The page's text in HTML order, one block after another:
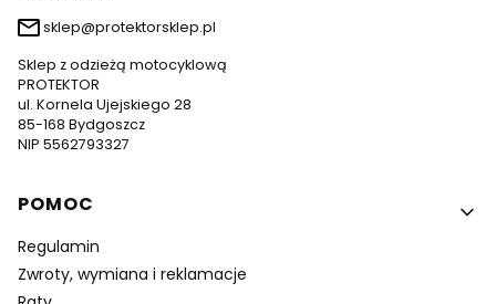
sklep@protektorsklep.pl
Sklep z odzieżą motocyklową
PROTEKTOR
ul. Kornela Ujejskiego 28
85-168 Bydgoszcz
NIP 5562793327
Linki w stopce
POMOC
Regulamin
Zwroty, wymiana i reklamacje